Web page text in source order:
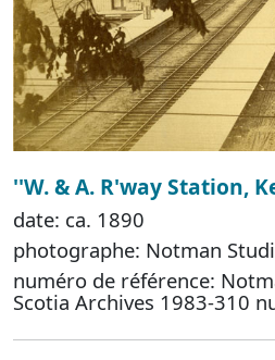
''W. & A. R'way Station,
date: ca. 1890
photographe: Notman
numéro de référence:
Scotia Archives 1983-310